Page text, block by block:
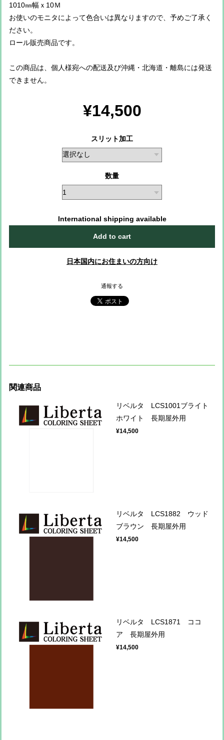
1010㎜幅ｘ10Ｍ
お使いのモニタによって色合いは異なりますので、予めご了承く
ださい。
ロール販売商品です。
この商品は、個人様宛への配送及び沖縄・北海道・離島には発送
できません。
¥14,500
スリット加工
数量
International shipping available
Add to cart
日本国内にお住まいの方向け
通報する
関連商品
リベルタ LCS1001ブライト
ホワイト 長期屋外用
¥14,500
リベルタ LCS1882 ウッド
ブラウン 長期屋外用
¥14,500
リベルタ LCS1871 ココ
ア 長期屋外用
¥14,500